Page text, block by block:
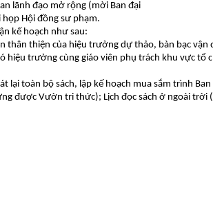
lãnh đạo mở rộng (mời Ban đại
Hội đồng sư phạm.
kế hoạch như sau:
thân thiện của hiệu trưởng dự thảo, bàn bạc vận
hiệu trưởng cùng giáo viên phụ trách khu vực
lại toàn bộ sách, lập kế hoạch mua sắm trình
được Vườn tri thức); Lịch đọc sách ở ngoài